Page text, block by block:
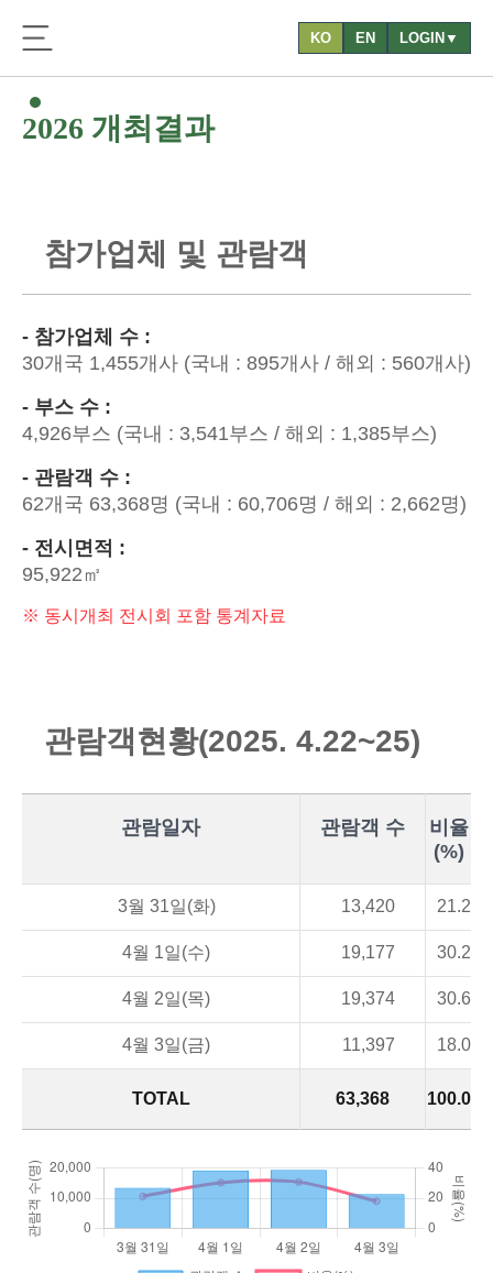
KO EN LOGIN▼
2026 개최결과
참가업 체 및 관람객
- 참가업체 수 :
30개국 1,455개사 (국내 : 895개사 / 해외 : 560개사)
- 부스 수 :
4,926부스 (국내 : 3,541부스 / 해외 : 1,385부스)
- 관람객 수 :
62개국 63,368명 (국내 : 60,706명 / 해외 : 2,662명)
- 전시면적 :
95,922㎡
※ 동시개최 전시회 포함 통계자료
관람객현황(2025. 4.22~25)
관람일자 관람객 수
비율
(%)
TOTAL 63,368 100.0
3월 31일(화) 13,420 21.2
4월 1일(수) 19,177 30.2
4월 2일(목) 19,374 30.6
4월 3일(금) 11,397 18.0